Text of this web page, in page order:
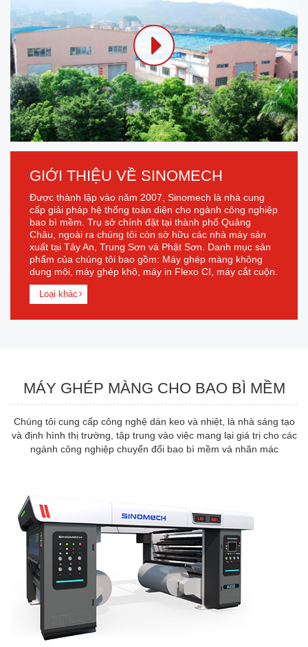
GIỚI THIỆU VỀ SINOMECH
Được thành lập vào năm 2007, Sinomech là nhà cung
cấp giải pháp hệ thống toàn diện cho ngành công nghiệp
bao bì mềm. Trụ sở chính đặt tại thành phố Quảng
Châu, ngoài ra chúng tôi còn sở hữu các nhà máy sản
xuất tại Tây An, Trung Sơn và Phật Sơn. Danh mục sản
phẩm của chúng tôi bao gồm: Máy ghép màng không
dung môi, máy ghép khô, máy in Flexo CI, máy cắt cuộn.
Loại khác
MÁY GHÉP MÀNG CHO BAO BÌ MỀM
Chúng tôi cung cấp công nghệ dán keo và nhiệt, là nhà sáng tạo
và định hình thị trường, tập trung vào việc mang lại giá trị cho các
ngành công nghiệp chuyển đổi bao bì mềm và nhãn mác